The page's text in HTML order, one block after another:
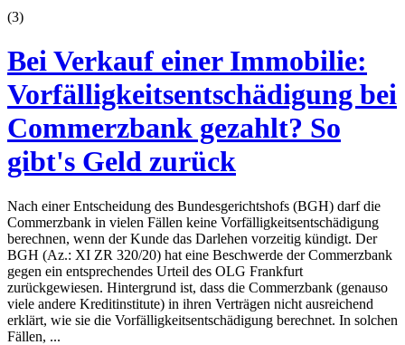
(3)
Bei Verkauf einer Immobilie:
Vorfälligkeitsentschädigung bei
Commerzbank gezahlt? So
gibt's Geld zurück
Nach einer Entscheidung des Bundesgerichtshofs (BGH) darf die
Commerzbank in vielen Fällen keine Vorfälligkeitsentschädigung
berechnen, wenn der Kunde das Darlehen vorzeitig kündigt. Der
BGH (Az.: XI ZR 320/20) hat eine Beschwerde der Commerzbank
gegen ein entsprechendes Urteil des OLG Frankfurt
zurückgewiesen. Hintergrund ist, dass die Commerzbank (genauso
viele andere Kreditinstitute) in ihren Verträgen nicht ausreichend
erklärt, wie sie die Vorfälligkeitsentschädigung berechnet. In solchen
Fällen, ...